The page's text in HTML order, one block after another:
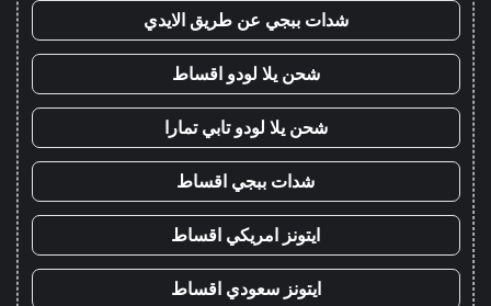
شدات ببجي عن طريق الايدي
شحن يلا لودو اقساط
شحن يلا لودو تابي تمارا
شدات ببجي اقساط
ايتونز امريكي اقساط
ايتونز سعودي اقساط